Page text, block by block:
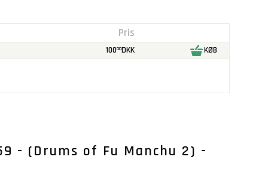
Pris
10000DKK KØB
- (Drums of Fu Manchu 2) -